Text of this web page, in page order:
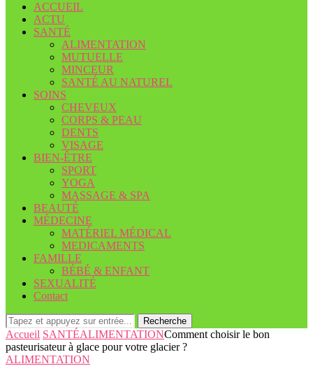
ACCUEIL
ACTU
SANTÉ
ALIMENTATION
MUTUELLE
MINCEUR
SANTÉ AU NATUREL
SOINS
CHEVEUX
CORPS & PEAU
DENTS
VISAGE
BIEN-ÊTRE
SPORT
YOGA
MASSAGE & SPA
BEAUTÉ
MÉDECINE
MATÉRIEL MÉDICAL
MEDICAMENTS
FAMILLE
BÉBÉ & ENFANT
SEXUALITÉ
Contact
Recherche
Accueil SANTÉALIMENTATIONComment choisir le bon
pasteurisateur à glace pour votre glacier ?
ALIMENTATION